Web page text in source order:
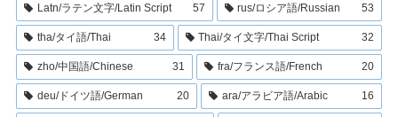
Latn/ラテン文字/Latin Script 57 rus/ロシア語/Russian 53
tha/タイ語/Thai 34 Thai/タイ文字/Thai Script 32
zho/中国語/Chinese 31 fra/フランス語/French 20
deu/ドイツ語/German 20 ara/アラビア語/Arabic 16